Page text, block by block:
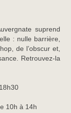
suprend
: nulle barrière,
de l’obscur et,
Retrouvez-la
10h à 14h